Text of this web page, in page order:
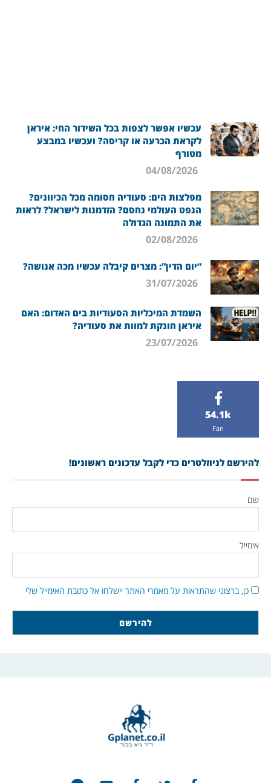
עכשיו אפשר לצפות בכל השידור החי: איראן
לקראת הכרעה או קריסה? ועכשיו במבצע
מטורף
מפלצות הים: סעודיה חסומה מכל הכיוונים?
הנפט העולמי נחסם? הזדמנות לישראל? לראות
את התמונה הגדולה
“יום הדין”: מצרים קיבלה עכשיו מכה אנושה?
השמדת המיכליות הסעודיות בים האדום: האם
איראן חונקת למוות את סעודיה?
54.1k
Fan
להירשם לניוזלטרים כדי לקבל עדכונים ראשונים!
שם
אימייל
כן, ברצוני שהתראות על מאמרי האתר יישלחו אל כתובת האימייל שלי